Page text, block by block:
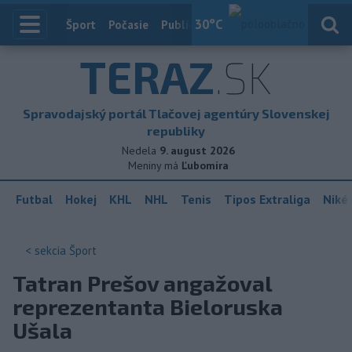
30°C
Index
Šport Počasie Publicistika
TERAZ.SK
Spravodajský portál Tlačovej agentúry Slovenskej
republiky
Nedela 9. august 2026
Meniny má Ľubomíra
Futbal Hokej KHL NHL Tenis Tipos Extraliga
< sekcia Šport
Tatran Prešov angažoval
reprezentanta Bieloruska
Ušala